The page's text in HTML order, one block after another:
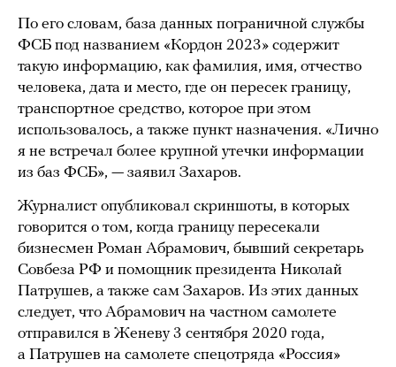
По его словам, база данных пограничной службы
ФСБ под названием «Кордон 2023» содержит
такую информацию, как фамилия, имя, отчество
человека, дата и место, где он пересек границу,
транспортное средство, которое при этом
использовалось, а также пункт назначения. «Лично
я не встречал более крупной утечки информации
из баз ФСБ», — заявил Захаров.
Журналист опубликовал скриншоты, в которых
говорится о том, когда границу пересекали
бизнесмен Роман Абрамович, бывший секретарь
Совбеза РФ и помощник президента Николай
Патрушев, а также сам Захаров. Из этих данных
следует, что Абрамович на частном самолете
отправился в Женеву 3 сентября 2020 года,
а Патрушев на самолете спецотряда «Россия»